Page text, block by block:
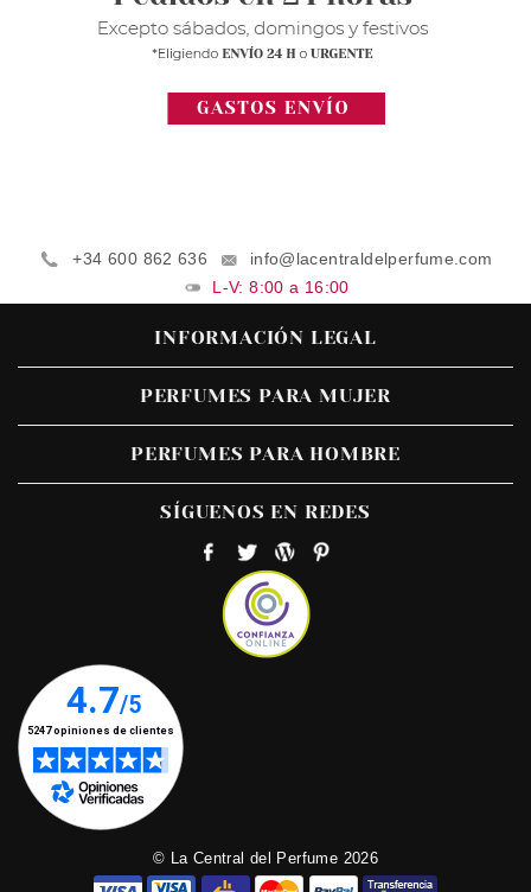
+34 600 862 636
info@lacentraldelperfume.com
L-V: 8:00 a 16:00
INFORMACIÓN LEGAL
PERFUMES PARA MUJER
PERFUMES PARA HOMBRE
SÍGUENOS EN REDES
© La Central del Perfume 2026